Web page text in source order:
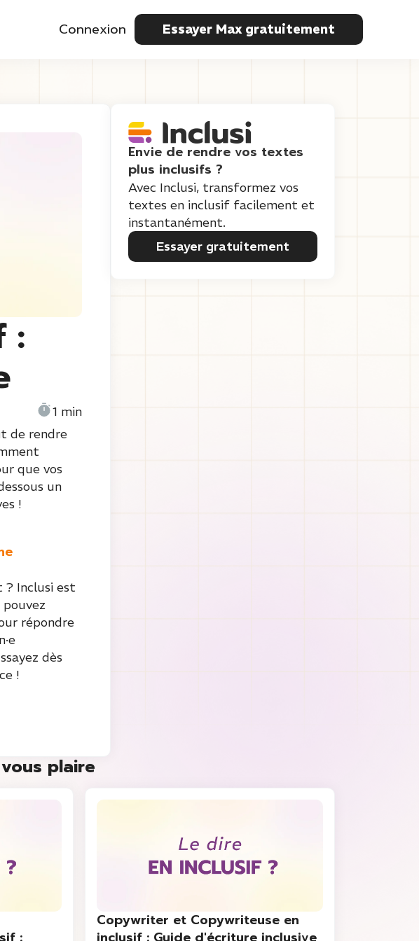
Connexion Essayer Max gratuitement
:
1 min
de rendre
que vos
un
!
Inclusi est
répondre
dès
!
Envie de rendre vos textes
plus inclusifs ?
Avec Inclusi, transformez vos
textes en inclusif facilement et
instantanément.
Essayer gratuitement
plaire
Copywriter et Copywriteuse en